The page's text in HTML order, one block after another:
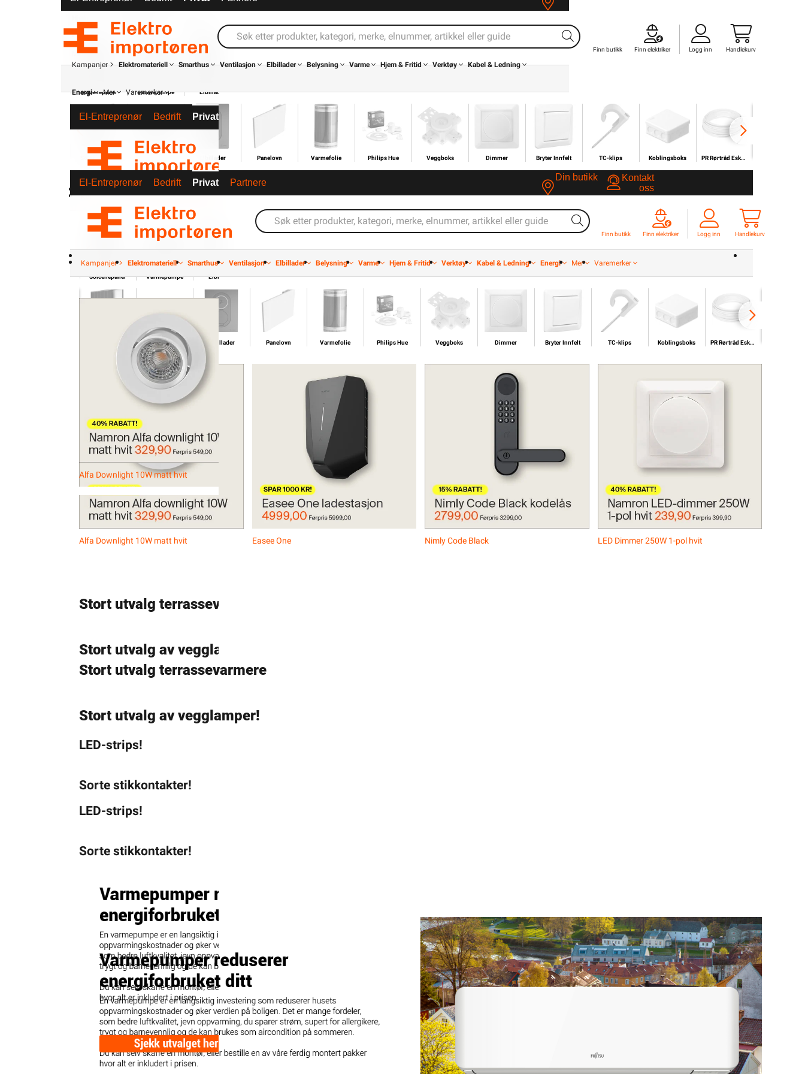
Fritid
Verktøy
Ledning
Mer Varemerker
Solcellepanel Varmepumpe Elbillader Panelovn Varmefolie Philips Hue Veggboks Dimmer Bryter Innfelt
El-Entreprenør Bedrift Privat Partnere
Din butikk
Kontakt
Kampanjer ElektromateriellSmarthusVentilasjonElbilladerBelysningVarme Verktøy EnergiMer Varemerker
Solcellepanel Varmepumpe Elbillader Panelovn Varmefolie Philips Hue Veggboks Dimmer Bryter Innfelt TC-klips Koblingsboks PR Rørtråd Eske/Bunt 300/500V
Alfa Downlight 10W matt hvit LED Dimmer 250W 1-pol hvit
Stort utvalg terrassevarmere
Stort utvalg av vegglamper!
LED-strips!
Sorte stikkontakter!
Finn butikk Finn elektriker Logg inn Handlekurv
Kampanjer Elektromateriell Smarthus Ventilasjon Elbillader Belysning Varme Hjem & Fritid Verktøy Kabel & Ledning
Energi Mer Varemerker
Elbillader Panelovn Varmefolie Philips Hue Veggboks Dimmer Bryter Innfelt TC-klips Koblingsboks PR Rørtråd Eske/Bunt 300/500V
El-Entreprenør Bedrift Privat Partnere
Din butikk
Kontakt
oss
Finn butikk Finn elektriker Logg inn Handlekurv
Kampanjer Elektromateriell Smarthus Ventilasjon Elbillader Belysning Varme Hjem & Fritid Verktøy Kabel & Ledning Energi Mer Varemerker
Solcellepanel Varmepumpe Elbillader Panelovn Varmefolie Philips Hue Veggboks Dimmer Bryter Innfelt TC-klips Koblingsboks PR Rørtråd Eske/Bunt 300/500V
Alfa Downlight 10W matt hvit Easee One Nimly Code Black LED Dimmer 250W 1-pol hvit
Stort utvalg terrassevarmere
Stort utvalg av vegglamper!
LED-strips!
Sorte stikkontakter!